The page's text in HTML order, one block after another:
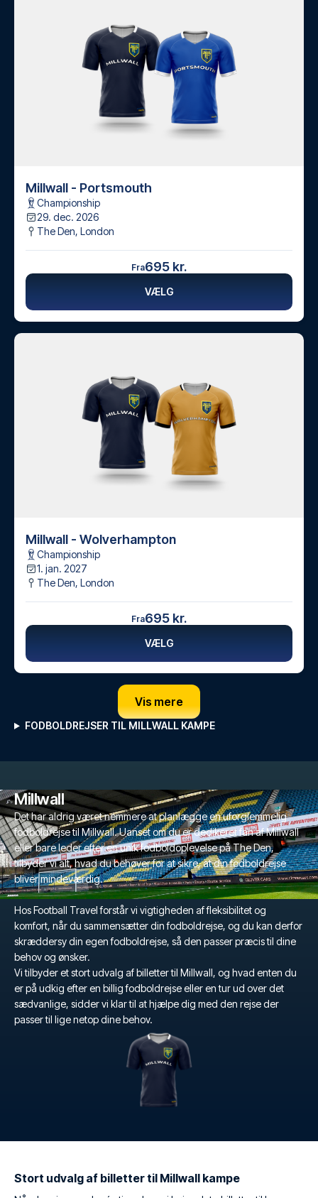
Millwall - Portsmouth
Championship
29. dec. 2026
The Den, London
Fra695 kr.
VÆLG
Millwall - Wolverhampton
Championship
1. jan. 2027
The Den, London
Fra695 kr.
VÆLG
Vis mere
FODBOLDREJSER TIL MILLWALL KAMPE
Millwall
Det har aldrig været nemmere at planlægge en uforglemmelig
fodboldrejse til Millwall. Uanset om du er dedikeret fan af Millwall
eller bare leder efter en unik fodboldoplevelse på The Den,
tilbyder vi alt, hvad du behøver for at sikre, at din fodboldrejse
bliver mindeværdig.
Hos Football Travel forstår vi vigtigheden af fleksibilitet og
komfort, når du sammensætter din fodboldrejse, og du kan derfor
skræddersy din egen fodboldrejse, så den passer præcis til dine
behov og ønsker.
Vi tilbyder et stort udvalg af billetter til Millwall, og hvad enten du
er på udkig efter en billig fodboldrejse eller en tur ud over det
sædvanlige, sidder vi klar til at hjælpe dig med den rejse der
passer til lige netop dine behov.
Stort udvalg af billetter til Millwall kampe